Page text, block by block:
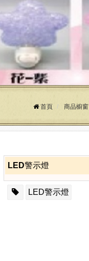
首頁 商品櫥窗
LED警示燈
LED警示燈